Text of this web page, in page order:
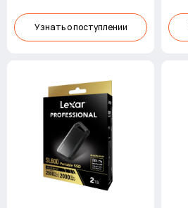
Узнать о поступлении